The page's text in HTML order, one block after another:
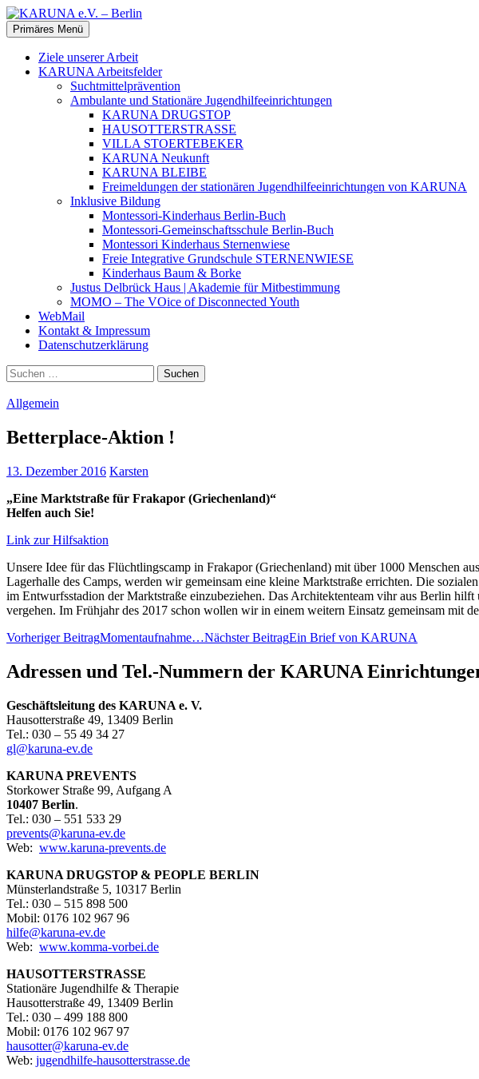
Zum
Inhalt
springen
KARUNA e.V. – Berlin
Suchen
Primäres Menü
Ziele unserer Arbeit
KARUNA Arbeitsfelder
Suchtmittelprävention
Ambulante und Stationäre Jugendhilfeeinrichtungen
KARUNA DRUGSTOP
HAUSOTTERSTRASSE
VILLA STOERTEBEKER
KARUNA Neukunft
KARUNA BLEIBE
Freimeldungen der stationären Jugendhilfeeinrichtungen von KARUNA
Inklusive Bildung
Montessori-Kinderhaus Berlin-Buch
Montessori-Gemeinschaftsschule Berlin-Buch
Montessori Kinderhaus Sternenwiese
Freie Integrative Grundschule STERNENWIESE
Kinderhaus Baum & Borke
Justus Delbrück Haus | Akademie für Mitbestimmung
MOMO – The VOice of Disconnected Youth
WebMail
Kontakt & Impressum
Datenschutzerklärung
Suchen
nach:
Allgemein
Betterplace-Aktion !
13. Dezember 2016 Karsten
„Eine Marktstraße für Frakapor (Griechenland)“
Helfen auch Sie!
Link zur Hilfsaktion
Unsere Idee für das Flüchtlingscamp in Frakapor (Griechenland) mit über 1000 Menschen
Lagerhalle des Camps, werden wir gemeinsam eine kleine Marktstraße errichten. Die
im Entwurfsstadion der Marktstraße einzubeziehen. Das Architektenteam vihr aus Berlin
vergehen. Im Frühjahr des 2017 schon wollen wir in einem weitern Einsatz gemeinsam mit
Beitragsnavigation
Vorheriger BeitragMomentaufnahme…Nächster BeitragEin Brief von KARUNA
Adressen und Tel.-Nummern der KARUNA
Geschäftsleitung des KARUNA e. V.
Hausotterstraße 49, 13409 Berlin
Tel.: 030 – 55 49 34 27
gl@karuna-ev.de
KARUNA PREVENTS
Storkower Straße 99, Aufgang A
10407 Berlin.
Tel.: 030 – 551 533 29
prevents@karuna-ev.de
Web: www.karuna-prevents.de
KARUNA DRUGSTOP & PEOPLE BERLIN
Münsterlandstraße 5, 10317 Berlin
Tel.: 030 – 515 898 500
Mobil: 0176 102 967 96
hilfe@karuna-ev.de
Web: www.komma-vorbei.de
HAUSOTTERSTRASSE
Stationäre Jugendhilfe & Therapie
Hausotterstraße 49, 13409 Berlin
Tel.: 030 – 499 188 800
Mobil: 0176 102 967 97
hausotter@karuna-ev.de
Web: jugendhilfe-hausotterstrasse.de